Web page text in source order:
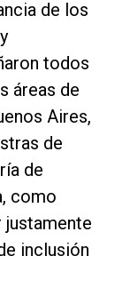
de los
todos
áreas de
Aires,
de
de
como
justamente
inclusión